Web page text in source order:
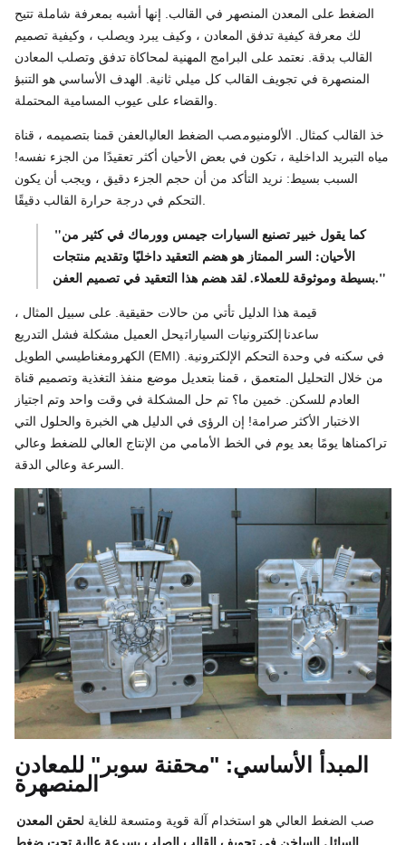
الضغط على المعدن المنصهر في القالب. إنها أشبه بمعرفة شاملة تتيح
لك معرفة كيفية تدفق المعادن ، وكيف يبرد ويصلب ، وكيفية تصميم
القالب بدقة. نعتمد على البرامج المهنية لمحاكاة تدفق وتصلب المعادن
المنصهرة في تجويف القالب كل ميلي ثانية. الهدف الأساسي هو التنبؤ
خذ القالب كمثال. الألومنيومصب الضغط العاليالعفن قمنا بتصميمه ، قناة
مياه التبريد الداخلية ، تكون في بعض الأحيان أكثر تعقيدًا من الجزء نفسه!
السبب بسيط: نريد التأكد من أن حجم الجزء دقيق ، ويجب أن يكون
"كما يقول خبير تصنيع السيارات جيمس وورماك في كثير من
الأحيان: السر الممتاز هو هضم التعقيد داخليًا وتقديم منتجات
بسيطة وموثوقة للعملاء. لقد هضم هذا التعقيد في تصميم العفن."
قيمة هذا الدليل تأتي من حالات حقيقية. على سبيل المثال ،
ساعدنا إلكترونيات السياراتيحل العميل مشكلة فشل التدريع
الكهرومغناطيسي الطويل (EMI) في سكنه في وحدة التحكم الإلكترونية.
من خلال التحليل المتعمق ، قمنا بتعديل موضع منفذ التغذية وتصميم قناة
العادم للسكن. خمين ما؟ تم حل المشكلة في وقت واحد وتم اجتياز
الاختبار الأكثر صرامة! إن الرؤى في الدليل هي الخبرة والحلول التي
تراكمناها يومًا بعد يوم في الخط الأمامي من الإنتاج العالي للضغط وعالي
المبدأ الأساسي: "محقنة سوبر" للمعادن
المنصهرة
صب الضغط العالي هو استخدام آلة قوية ومتسعة للغاية لحقن المعدن